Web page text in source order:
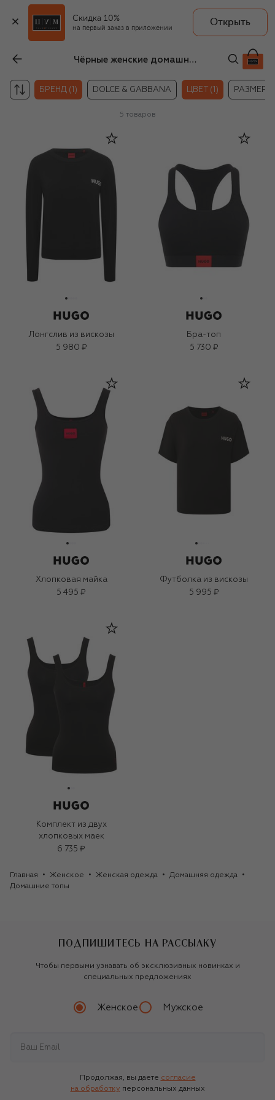
Скидка 10%
на первый заказ в приложении
Открыть
Чёрные женские домашние топы HUGO
БРЕНД (1) DOLCE & GABBANA ЦВЕТ (1) РАЗМЕР
5 товаров
Лонгслив из вискозы
5 980 ₽
Бра-топ
5 730 ₽
Хлопковая майка
5 495 ₽
Футболка из вискозы
5 995 ₽
Комплект из двух
хлопковых маек
6 735 ₽
Главная Женское Женская одежда
Домашняя одежда
Домашние топы
ПОДПИШИТЕСЬ НА РАССЫЛКУ
Чтобы первыми узнавать об эксклюзивных новинках и
специальных предложениях
Женское Мужское
Продолжая, вы даете согласие
на обработку персональных данных